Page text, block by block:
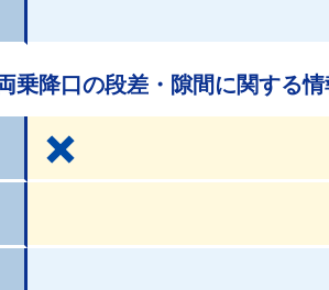
乗降口の段差・隙間に関する情